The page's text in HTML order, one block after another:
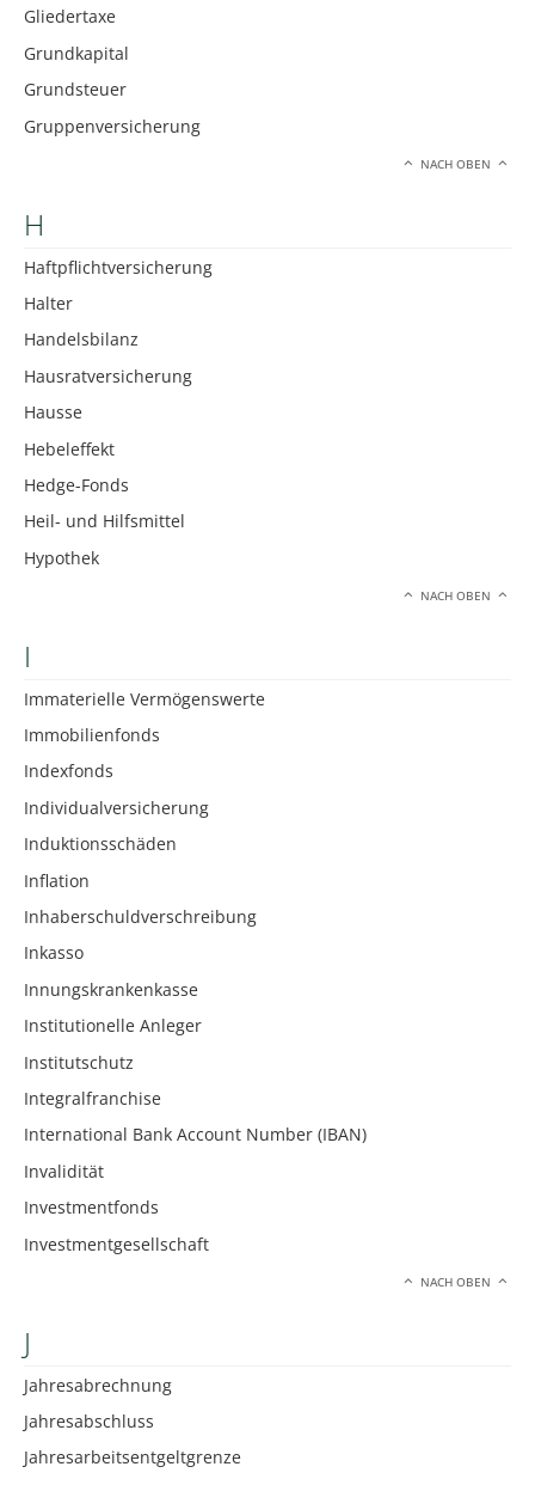
Gliedertaxe
Grundkapital
Grundsteuer
Gruppenversicherung
NACH OBEN
H
Haftpflichtversicherung
Halter
Handelsbilanz
Hausratversicherung
Hausse
Hebeleffekt
Hedge-Fonds
Heil- und Hilfsmittel
Hypothek
NACH OBEN
I
Immaterielle Vermögenswerte
Immobilienfonds
Indexfonds
Individualversicherung
Induktionsschäden
Inflation
Inhaberschuldverschreibung
Inkasso
Innungskrankenkasse
Institutionelle Anleger
Institutschutz
Integralfranchise
International Bank Account Number (IBAN)
Invalidität
Investmentfonds
Investmentgesellschaft
NACH OBEN
J
Jahresabrechnung
Jahresabschluss
Jahresarbeitsentgeltgrenze